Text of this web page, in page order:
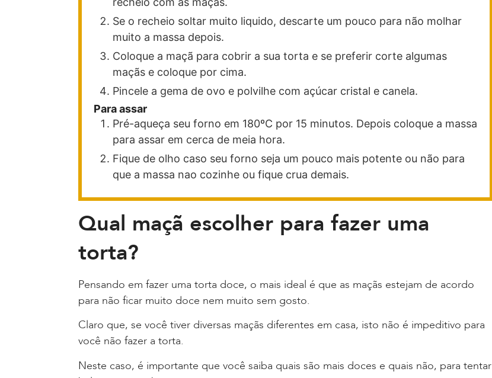
Se o recheio soltar muito liquido, descarte um pouco para não molhar
muito a massa depois.
Coloque a maçã para cobrir a sua torta e se preferir corte algumas
maçãs e coloque por cima.
Pincele a gema de ovo e polvilhe com açúcar cristal e canela.
Para assar
Pré-aqueça seu forno em 180ºC por 15 minutos. Depois coloque a massa
para assar em cerca de meia hora.
Fique de olho caso seu forno seja um pouco mais potente ou não para
que a massa nao cozinhe ou fique crua demais.
Qual maçã escolher para fazer uma
torta?
Pensando em fazer uma torta doce, o mais ideal é que as maçãs estejam de acordo
para não ficar muito doce nem muito sem gosto.
Claro que, se você tiver diversas maçãs diferentes em casa, isto não é impeditivo para
você não fazer a torta.
Neste caso, é importante que você saiba quais são mais doces e quais não, para tentar